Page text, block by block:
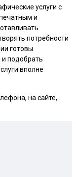
услуги с
и
потребности
готовы
подобрать
вполне
на сайте,